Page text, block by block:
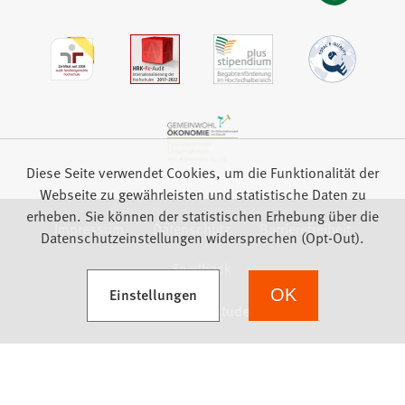
Impressum Datenschutz
Barrierefreiheit
Feedback
Diese Seite verwendet Cookies, um die Funktionalität der
Webseite zu gewährleisten und statistische Daten zu
erheben. Sie können der statistischen Erhebung über die
Datenschutzeinstellungen widersprechen (Opt-Out).
Einstellungen
(Öffnet in einem neuen Tab) OK